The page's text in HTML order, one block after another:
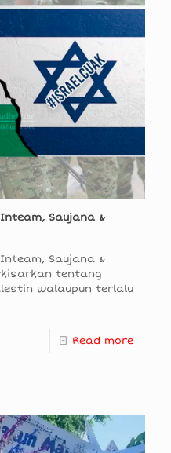
Saujana &
Saujana &
tentang
walaupun terlalu
Read more